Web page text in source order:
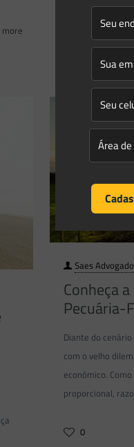
more
Saes
Conheça
Pecuária-
Diante do
com o velho
econômico.
proporcional,
0